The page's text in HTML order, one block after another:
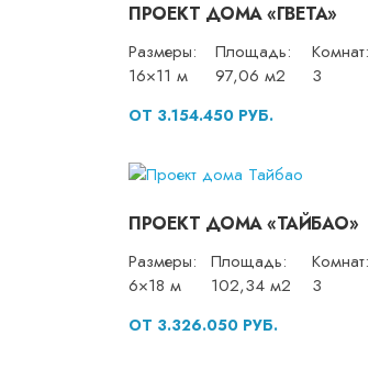
ПРОЕКТ ДОМА «ГВЕТА»
Размеры:
16×11 м
Площадь:
97,06 м2
Комнат:
3
ОТ 3.154.450 РУБ.
ПРОЕКТ ДОМА «ТАЙБАО»
Размеры:
6×18 м
Площадь:
102,34 м2
Комнат:
3
ОТ 3.326.050 РУБ.